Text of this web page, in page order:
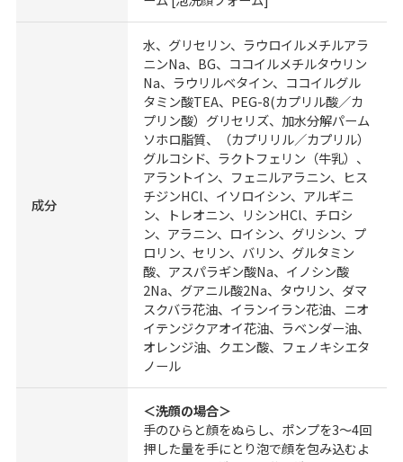
成分
水、グリセリン、ラウロイルメチルアラ
ニンNa、BG、ココイルメチルタウリン
Na、ラウリルベタイン、ココイルグル
タミン酸TEA、PEG-8(カプリル酸／カ
プリン酸）グリセリズ、加水分解パーム
ソホロ脂質、（カプリリル／カプリル）
グルコシド、ラクトフェリン（牛乳）、
アラントイン、フェニルアラニン、ヒス
チジンHCl、イソロイシン、アルギニ
ン、トレオニン、リシンHCl、チロシ
ン、アラニン、ロイシン、グリシン、プ
ロリン、セリン、バリン、グルタミン
酸、アスパラギン酸Na、イノシン酸
2Na、グアニル酸2Na、タウリン、ダマ
スクバラ花油、イランイラン花油、ニオ
イテンジクアオイ花油、ラベンダー油、
オレンジ油、クエン酸、フェノキシエタ
ノール
＜洗顔の場合＞
手のひらと顔をぬらし、ポンプを3～4回
押した量を手にとり泡で顔を包み込むよ